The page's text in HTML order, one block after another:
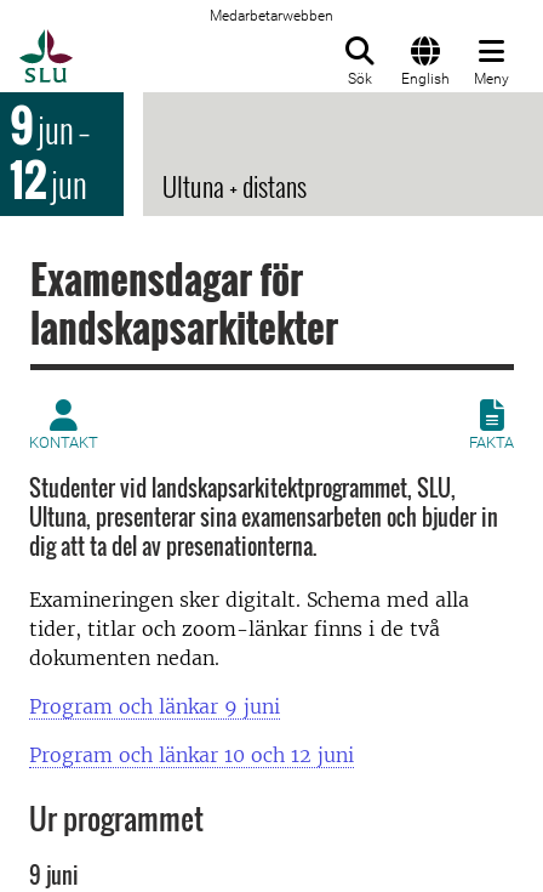
Medarbetarwebben
Sök English Meny
9jun–
12jun Ultuna + distans
Examensdagar för
landskapsarkitekter
KONTAKT FAKTA
Studenter vid landskapsarkitektprogrammet, SLU,
Ultuna, presenterar sina examensarbeten och bjuder in
dig att ta del av presenationterna.
Examineringen sker digitalt. Schema med alla
tider, titlar och zoom-länkar finns i de två
dokumenten nedan.
Program och länkar 9 juni
Program och länkar 10 och 12 juni
Ur programmet
9 juni